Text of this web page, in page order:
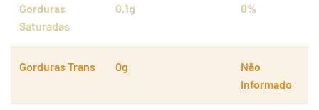
Gorduras
Saturadas
0,1g 0%
Gorduras Trans 0g
Não
Informado